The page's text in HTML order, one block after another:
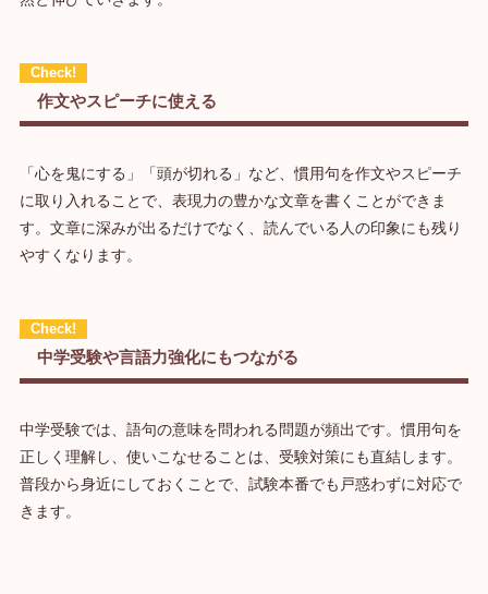
作文やスピーチに使える
「心を鬼にする」「頭が切れる」など、慣用句を作文やスピーチ
に取り入れることで、表現力の豊かな文章を書くことができま
す。文章に深みが出るだけでなく、読んでいる人の印象にも残り
やすくなります。
中学受験や言語力強化にもつながる
中学受験では、語句の意味を問われる問題が頻出です。慣用句を
正しく理解し、使いこなせることは、受験対策にも直結します。
普段から身近にしておくことで、試験本番でも戸惑わずに対応で
きます。